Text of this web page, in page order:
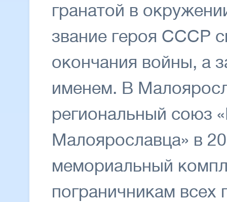
гранатой в
звание героя СССР
окончания войны, а
именем. В
региональный союз
Малоярославца» в
мемориальный
пограничникам всех